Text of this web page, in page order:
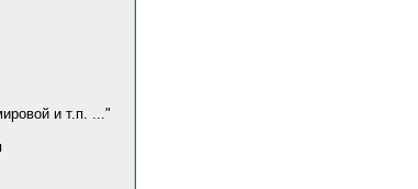
и т.п. ..."